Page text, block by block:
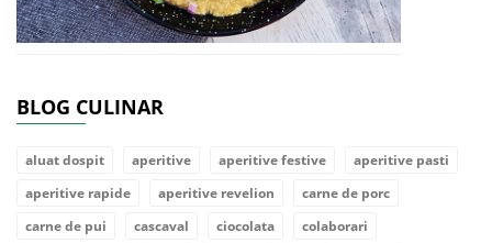
BLOG CULINAR
aluat dospit aperitive aperitive festive
aperitive pasti
aperitive rapide
aperitive revelion
carne de porc
carne de pui
cascaval ciocolata
colaborari